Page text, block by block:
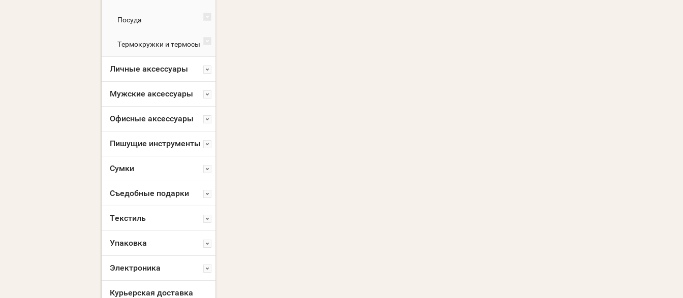
Посуда
Термокружки и термосы
Личные аксессуары
Мужские аксессуары
Офисные аксессуары
Пишущие инструменты
Сумки
Съедобные подарки
Текстиль
Упаковка
Электроника
Курьерская доставка